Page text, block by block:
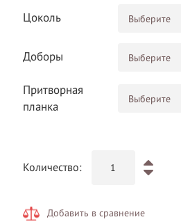
Цоколь
Доборы
Притворная
планка
Количество:
Добавить в сравнение